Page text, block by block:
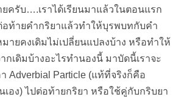
ครับ….เราได้เรียนมาแล้วในตอนแรก
ท้ายคำกริยาแล้วทำให้บุรพบทกับคำ
ายคงเดิมไม่เปลี่ยนแปลงบ้าง หรือทำให้
เดิมบ้างอะไรทำนองนี้ มาบัดนี้เราจะ
Adverbial Particle (แท้ที่จริงก็คือ
เอง) ไปต่อท้ายกริยา หรือใช้คู่กับกริบยา